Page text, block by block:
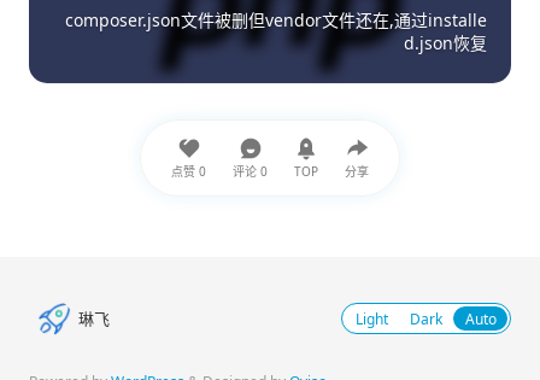
composer.json文件被删但vendor文件还在,通过installe
d.json恢复
点赞 0 评论 0 TOP 分享
琳飞 Light Dark Auto